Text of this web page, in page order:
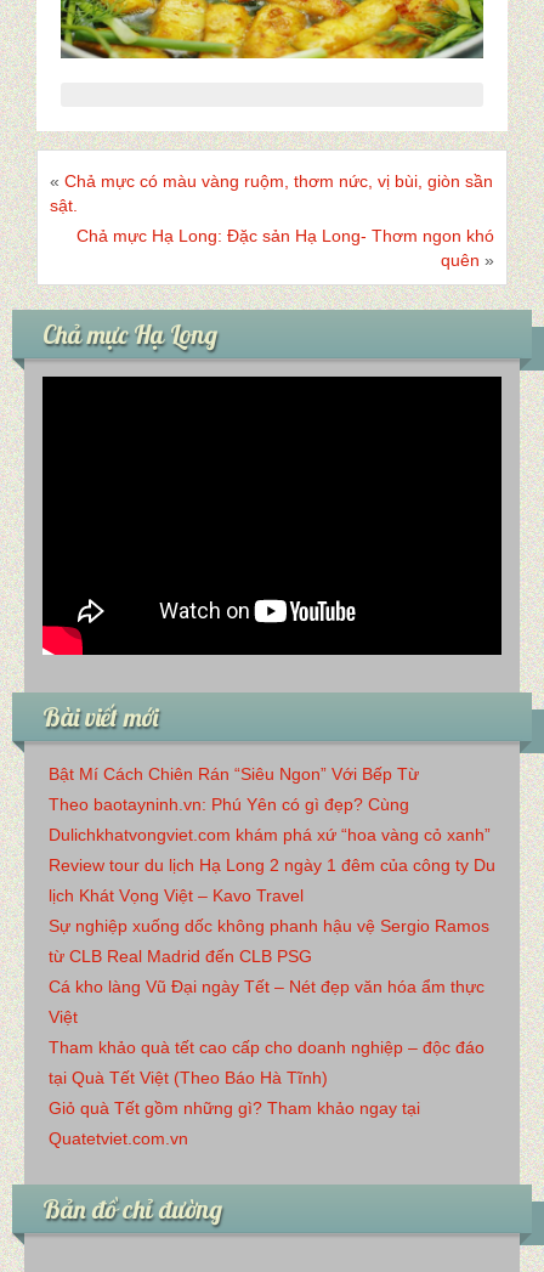
Tin tức
Đặc sản Quảng Ninh
Món Mực
Liên hệ
« Chả mực có màu vàng ruộm, thơm nức, vị bùi, giòn sần
sật.
Chả mực Hạ Long: Đặc sản Hạ Long- Thơm ngon khó
quên »
Chả mực Hạ Long
Bài viết mới
Bật Mí Cách Chiên Rán “Siêu Ngon” Với Bếp Từ
Theo baotayninh.vn: Phú Yên có gì đẹp? Cùng
Dulichkhatvongviet.com khám phá xứ “hoa vàng cỏ xanh”
Review tour du lịch Hạ Long 2 ngày 1 đêm của công ty Du
lịch Khát Vọng Việt – Kavo Travel
Sự nghiệp xuống dốc không phanh hậu vệ Sergio Ramos
từ CLB Real Madrid đến CLB PSG
Cá kho làng Vũ Đại ngày Tết – Nét đẹp văn hóa ẩm thực
Việt
Tham khảo quà tết cao cấp cho doanh nghiệp – độc đáo
tại Quà Tết Việt (Theo Báo Hà Tĩnh)
Giỏ quà Tết gồm những gì? Tham khảo ngay tại
Quatetviet.com.vn
Bản đồ chỉ đường